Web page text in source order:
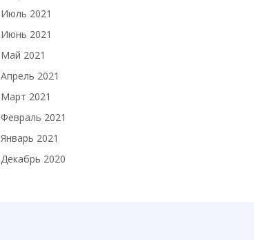
Июль 2021
Июнь 2021
Май 2021
Апрель 2021
Март 2021
Февраль 2021
Январь 2021
Декабрь 2020